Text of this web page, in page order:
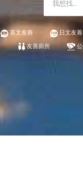
英文友善 日文友善
友善廁所